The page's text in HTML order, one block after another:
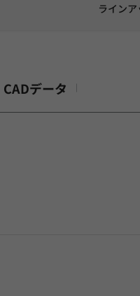
ライン
CADデータ